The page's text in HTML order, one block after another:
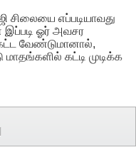
சிலையை எப்படியாவது
ஓர் அவசர
வேண்டுமானால்,
கட்டி முடிக்க